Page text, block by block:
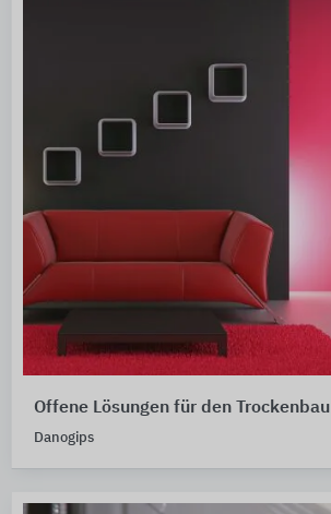
Offene Lösungen für den Trockenbau
Danogips